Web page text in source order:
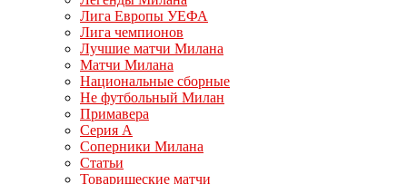
Лига Европы УЕФА
Лига чемпионов
Лучшие матчи Милана
Матчи Милана
Национальные сборные
Не футбольный Милан
Примавера
Серия А
Соперники Милана
Статьи
Товарищеские матчи